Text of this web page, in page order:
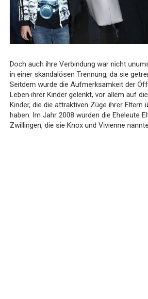
Doch auch ihre Verbindung war nicht
in einer skandalösen Trennung, da sie
Seitdem wurde die Aufmerksamkeit der
Leben ihrer Kinder gelenkt, vor allem auf
Kinder, die die attraktiven Züge ihrer Eltern
haben. Im Jahr 2008 wurden die Eheleute
Zwillingen, die sie Knox und Vivienne